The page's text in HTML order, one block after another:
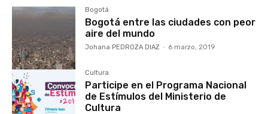
Bogotá
Bogotá entre las ciudades con peor
aire del mundo
Johana PEDROZA DIAZ - 6 marzo, 2019
Cultura
Participe en el Programa Nacional
de Estímulos del Ministerio de
Cultura